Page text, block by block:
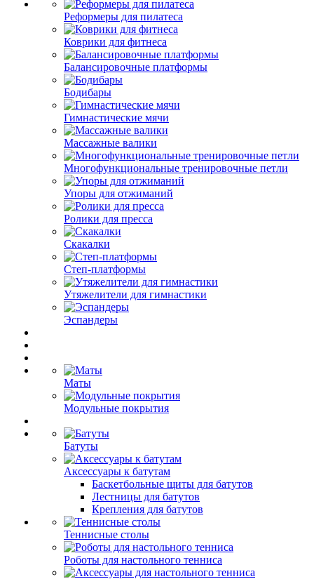
Реформеры для пилатеса
Коврики для фитнеса
Балансировочные платформы
Бодибары
Гимнастические мячи
Массажные валики
Многофункциональные тренировочные петли
Упоры для отжиманий
Ролики для пресса
Скакалки
Степ-платформы
Утяжелители для гимнастики
Эспандеры
Маты
Модульные покрытия
Батуты
Аксессуары к батутам
Баскетбольные щиты для батутов
Лестницы для батутов
Крепления для батутов
Теннисные столы
Роботы для настольного тенниса